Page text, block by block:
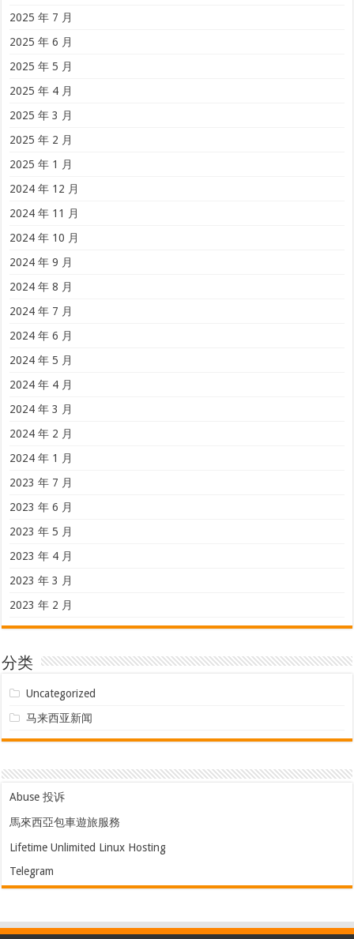
2025 年 7 月
2025 年 6 月
2025 年 5 月
2025 年 4 月
2025 年 3 月
2025 年 2 月
2025 年 1 月
2024 年 12 月
2024 年 11 月
2024 年 10 月
2024 年 9 月
2024 年 8 月
2024 年 7 月
2024 年 6 月
2024 年 5 月
2024 年 4 月
2024 年 3 月
2024 年 2 月
2024 年 1 月
2023 年 7 月
2023 年 6 月
2023 年 5 月
2023 年 4 月
2023 年 3 月
2023 年 2 月
分类
Uncategorized
马来西亚新闻
Abuse 投诉
馬來西亞包車遊旅服務
Lifetime Unlimited Linux Hosting
Telegram